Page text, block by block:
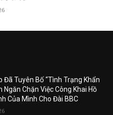
Đã Tuyên Bố “Tình Trạng Khẩn
Ngăn Chặn Việc Công Khai Hồ
Của Mình Cho Đài BBC